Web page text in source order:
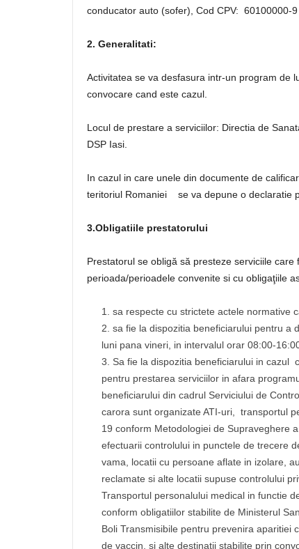
conducator auto (sofer), Cod CPV: 60100000-
2. Generalitati:
Activitatea se va desfasura intr-un program de
convocare cand este cazul.
Locul de prestare a serviciilor: Directia de
DSP Iasi.
In cazul in care unele din documente de
teritoriul Romaniei se va depune o declaratie
3.Obligatiile prestatorului
Prestatorul se obligă să presteze serviciile
perioada/perioadele convenite si cu obligaţiile
sa respecte cu strictete actele normative
sa fie la dispozitia beneficiarului pentru a
luni pana vineri, in intervalul orar 08:00-
Sa fie la dispozitia beneficiarului in cazul
pentru prestarea serviciilor in afara
beneficiarului din cadrul Serviciului de
carora sunt organizate ATI-uri, transportul
19 conform Metodologiei de Supraveghere
efectuarii controlului in punctele de trecere
vama, locatii cu persoane aflate in izolare,
reclamate si alte locatii supuse controlului
Transportul personalului medical in functie
conform obligatiilor stabilite de Ministerul
Boli Transmisibile pentru prevenira aparitiei
de vaccin, si alte destinatii stabilite prin